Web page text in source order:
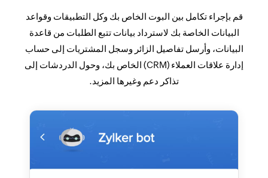
قم بإجراء تكامل بين البوت الخاص بك وكل التطبيقات وقواعد
البيانات الخاصة بك لاسترداد بيانات تتبع الطلبات من قاعدة
البيانات، وأرسل تفاصيل الزائر وسجل المشتريات إلى حساب
إدارة علاقات العملاء (CRM) الخاص بك، وحول الدردشات إلى
تذاكر دعم وغيرها المزيد.